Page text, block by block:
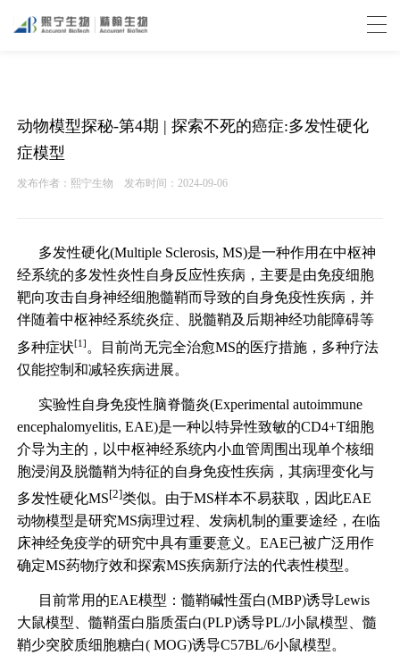
动物模型探秘-第4期 | 探索不死的癌症:多发性硬化
症模型
发布作者：熙宁生物 发布时间：2024-09-06
多发性硬化(Multiple Sclerosis, MS)是一种作用在中枢神
经系统的多发性炎性自身反应性疾病，主要是由免疫细胞
靶向攻击自身神经细胞髓鞘而导致的自身免疫性疾病，并
伴随着中枢神经系统炎症、脱髓鞘及后期神经功能障碍等
多种症状[1] 。目前尚无完全治愈MS的医疗措施，多种疗法
仅能控制和减轻疾病进展。
实验性自身免疫性脑脊髓炎(Experimental autoimmune
encephalomyelitis, EAE)是一种以特异性致敏的CD4+T细胞
介导为主的，以中枢神经系统内小血管周围出现单个核细
胞浸润及脱髓鞘为特征的自身免疫性疾病，其病理变化与
多发性硬化MS[2]类似。由于MS样本不易获取，因此EAE
动物模型是研究MS病理过程、发病机制的重要途经，在临
床神经免疫学的研究中具有重要意义。EAE已被广泛用作
确定MS药物疗效和探索MS疾病新疗法的代表性模型。
目前常用的EAE模型：髓鞘碱性蛋白(MBP)诱导Lewis
大鼠模型、髓鞘蛋白脂质蛋白(PLP)诱导PL/J小鼠模型、髓
鞘少突胶质细胞糖白( MOG)诱导C57BL/6小鼠模型。